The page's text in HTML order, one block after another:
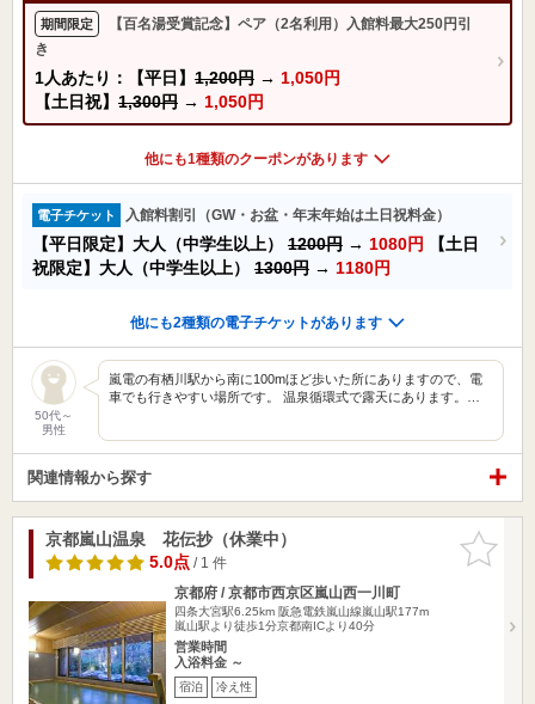
期間限定
【百名湯受賞記念】ペア（2名利用）入館料最大250円引
き
1人あたり：【平日】 1,200円 → 1,050円
【土日祝】 1,300円 → 1,050円
他にも1種類のクーポンがあります
電子チケット 入館料割引（GW・お盆・年末年始は土日祝料金）
【平日限定】大人（中学生以上） 1200円 → 1080円
【土日
祝限定】大人（中学生以上） 1300円 → 1180円
他にも2種類の電子チケットがあります
50代～
男性
嵐電の有栖川駅から南に100mほど歩いた所にありますので、電
車でも行きやすい場所です。 温泉循環式で露天にあります。…
関連情報から探す
お気に入
りに追加
京都嵐山温泉 花伝抄（休業中）
5.0点/ 1 件
京都府 / 京都市西京区嵐山西一川町
四条大宮駅6.25km 阪急電鉄嵐山線嵐山駅177m
嵐山駅より徒歩1分京都南ICより40分
営業時間
入浴料金 ～
宿泊 冷え性